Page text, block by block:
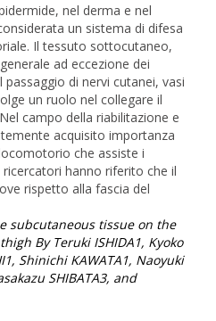
nel derma e nel
un sistema di difesa
Il tessuto sottocutaneo,
ad eccezione dei
di nervi cutanei, vasi
un ruolo nel collegare il
campo della riabilitazione e
acquisito importanza
che assiste i
hanno riferito che il
rispetto alla fascia del
subcutaneous tissue on the
By Teruki ISHIDA1, Kyoko
Shinichi KAWATA1, Naoyuki
SHIBATA3, and